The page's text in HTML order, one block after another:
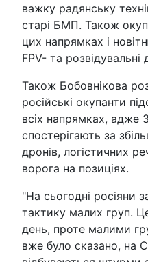
важку радянську
старі БМП. Також
цих напрямках і
FPV- та розвідувальні
Також Бобовнікова
російські окупанти
всіх напрямках, адже
спостерігають за
дронів, логістичних
ворога на позиціях.
"На сьогодні росіяни
тактику малих груп.
день, проте малими
вже було сказано, на